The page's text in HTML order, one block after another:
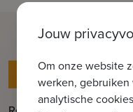
Jouw
Om onze website
werken,
analytische